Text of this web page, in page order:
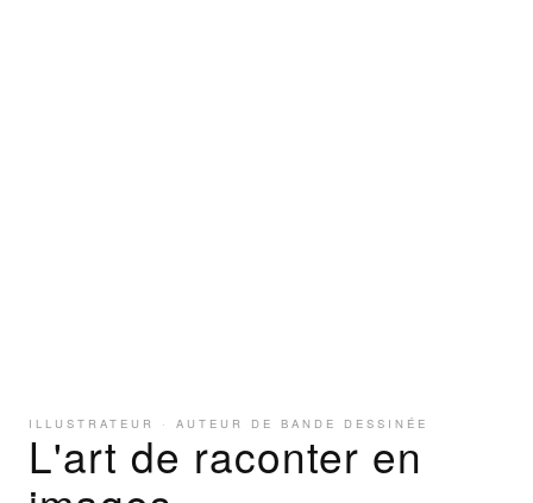
ILLUSTRATEUR · AUTEUR DE BANDE DESSINÉE
L'art de raconter en